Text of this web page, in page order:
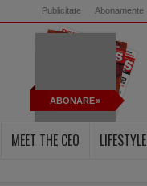
Publicitate Abonamente
ABONARE
MEET THE CEO LIFESTYLE